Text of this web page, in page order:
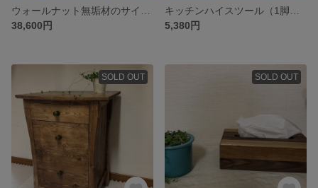
38,600円
5,380円
SOLD OUT SOLD OUT